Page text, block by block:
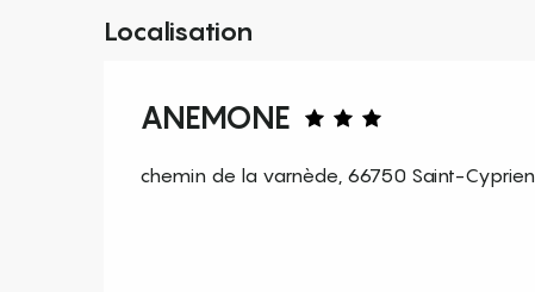
Localisation
ANEMONE
chemin de la varnède, 66750 Saint-Cyprien